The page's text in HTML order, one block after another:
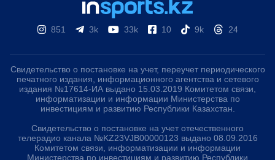
851 3k 33k 10 9k 24
Свидетельство о постановке на учет, переучет периодического
печатного издания, информационного агентства и сетевого
издания №17614-ИА выдано 15.03.2019 Комитетом связи,
информатизации и информации Министерства по
инвестициям и развитию Республики Казахстан.
Свидетельство о постановке на учет отечественного
телерадио канала №KZ23VJB00000123 выдано 08.09.2016
Комитетом связи, информатизации и информации
Министерства по инвестициям и развитию Республики